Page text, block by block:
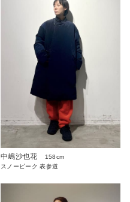
中嶋沙也花
158cm
スノーピーク 表参道